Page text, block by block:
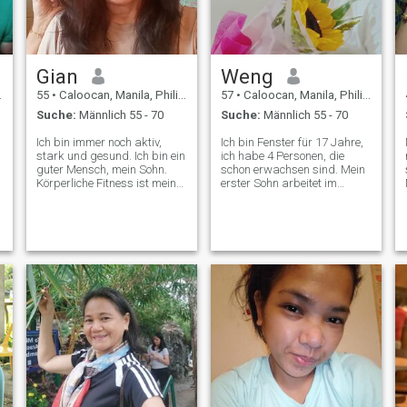
Gian
55 • Caloocan, Manila, Philippinen
Suche: Männlich 55 - 70
Ich bin immer noch aktiv,
stark und gesund. Ich bin ein
guter Mensch, mein Sohn.
Körperliche Fitness ist mein
diese: liebevoll, freundlich,
rücksichtsvoll, respektvoll,
familienorientiert, warm,
sanft, loyal, dankbar, ein
bisschen romantisch,
aufrichtig und mit 🤭❤️💕
(Loyalität ist ein sehr teures
Geschenk,. Erwarten Sie es
nicht von billigen Leuten. (Sie
werden es nicht erwarten.)
Weng
57 • Caloocan, Manila, Philippinen
Suche: Männlich 55 - 70
Ich bin Fenster für 17 Jahre,
ich habe 4 Personen, die
schon erwachsen sind. Mein
erster Sohn arbeitet im
jüngste ist im College. Sie
allein aufzuziehen ist schwer,
aber wegen GOTTES HILFE
habe ich es getan.